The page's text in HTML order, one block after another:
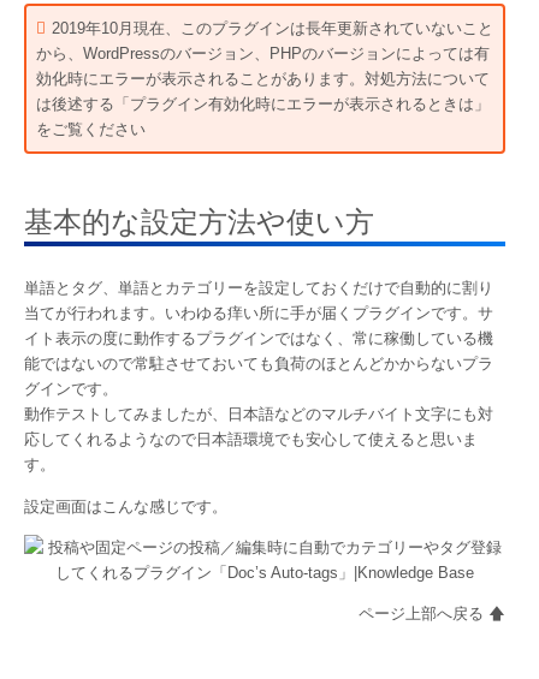
2019年10月現在、このプラグインは長年更新されていないこと
から、WordPressのバージョン、PHPのバージョンによっては有
効化時にエラーが表示されることがあります。対処方法について
は後述する「プラグイン有効化時にエラーが表示されるときは」
をご覧ください
基本的な設定方法や使い方
単語とタグ、単語とカテゴリーを設定しておくだけで自動的に割り
当てが行われます。いわゆる痒い所に手が届くプラグインです。サ
イト表示の度に動作するプラグインではなく、常に稼働している機
能ではないので常駐させておいても負荷のほとんどかからないプラ
グインです。
動作テストしてみましたが、日本語などのマルチバイト文字にも対
応してくれるようなので日本語環境でも安心して使えると思いま
す。
設定画面はこんな感じです。
ページ上部へ戻る 🡅